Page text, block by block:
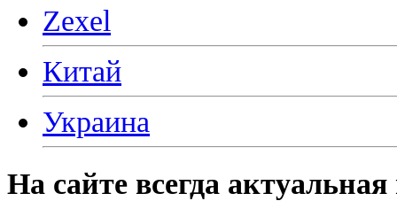
Zexel
Китай
Украина
На сайте всегда